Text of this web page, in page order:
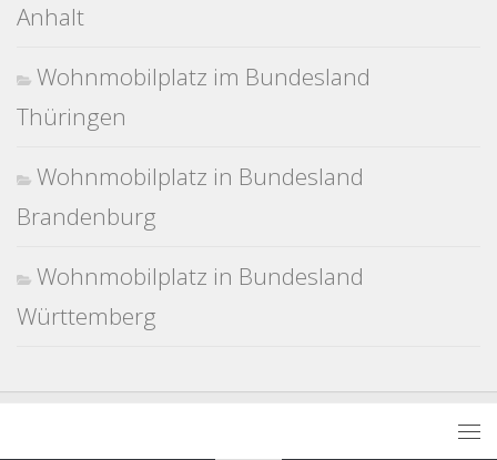
Anhalt
Wohnmobilplatz im Bundesland
Thüringen
Wohnmobilplatz in Bundesland
Brandenburg
Wohnmobilplatz in Bundesland
Württemberg